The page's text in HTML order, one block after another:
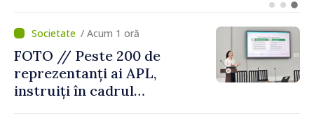
/ Acum 1 oră
FOTO // Peste 200 de
reprezentanți ai APL,
instruiți în cadrul